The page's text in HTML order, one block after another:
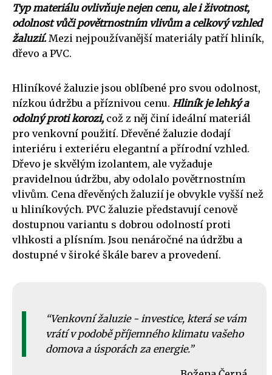
Typ materiálu ovlivňuje nejen cenu, ale i životnost,
odolnost vůči povětrnostním vlivům a celkový vzhled
žaluzií. Mezi nejpoužívanější materiály patří hliník,
dřevo a PVC.
Hliníkové žaluzie jsou oblíbené pro svou odolnost,
nízkou údržbu a příznivou cenu. Hliník je lehký a
odolný proti korozi, což z něj činí ideální materiál
pro venkovní použití. Dřevěné žaluzie dodají
interiéru i exteriéru elegantní a přírodní vzhled.
Dřevo je skvělým izolantem, ale vyžaduje
pravidelnou údržbu, aby odolalo povětrnostním
vlivům. Cena dřevěných žaluzií je obvykle vyšší než
u hliníkových. PVC žaluzie představují cenově
dostupnou variantu s dobrou odolností proti
vlhkosti a plísním. Jsou nenáročné na údržbu a
dostupné v široké škále barev a provedení.
Venkovní žaluzie - investice, která se vám
vrátí v podobě příjemného klimatu vašeho
domova a úsporách za energie.